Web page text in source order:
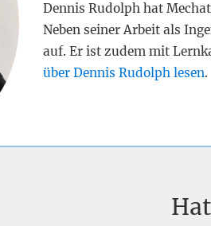
Dennis Rudolph hat
Neben seiner Arbeit als
auf. Er ist zudem mit
über Dennis Rudolph lesen.